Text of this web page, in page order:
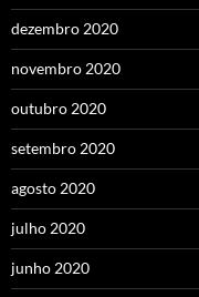
dezembro 2020
novembro 2020
outubro 2020
setembro 2020
agosto 2020
julho 2020
junho 2020